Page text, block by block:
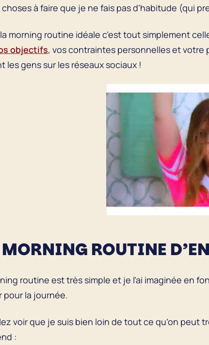
à faire que je ne fais pas d’habitude (qui
morning routine idéale c’est tout simplement
objectifs, vos contraintes personnelles et votre
les gens sur les réseaux sociaux !
ROUTINE
routine est très simple et je l’ai imaginée en
pour la journée.
voir que je suis bien loin de tout ce qu’on peut
: